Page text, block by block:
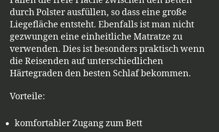
durch Polster ausfüllen, so dass eine große
Liegefläche entsteht. Ebenfalls ist man nicht
gezwungen eine einheitliche Matratze zu
verwenden. Dies ist besonders praktisch wenn
die Reisenden auf unterschiedlichen
Härtegraden den besten Schlaf bekommen.
Vorteile:
komfortabler Zugang zum Bett